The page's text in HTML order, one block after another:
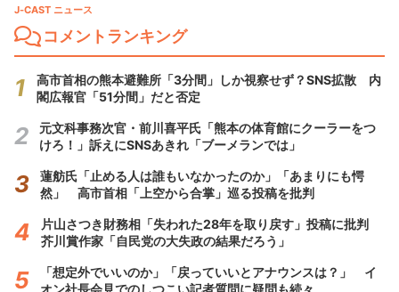
J-CAST ニュース
コメントランキング
高市首相の熊本避難所「3分間」しか視察せず？SNS拡散 内
閣広報官「51分間」だと否定
元文科事務次官・前川喜平氏「熊本の体育館にクーラーをつ
けろ！」訴えにSNSあきれ「ブーメランでは」
蓮舫氏「止める人は誰もいなかったのか」「あまりにも愕
然」 高市首相「上空から合掌」巡る投稿を批判
片山さつき財務相「失われた28年を取り戻す」投稿に批判
芥川賞作家「自民党の大失政の結果だろう」
「想定外でいいのか」「戻っていいとアナウンスは？」 イ
オン社長会見でのしつこい記者質問に疑問も続々